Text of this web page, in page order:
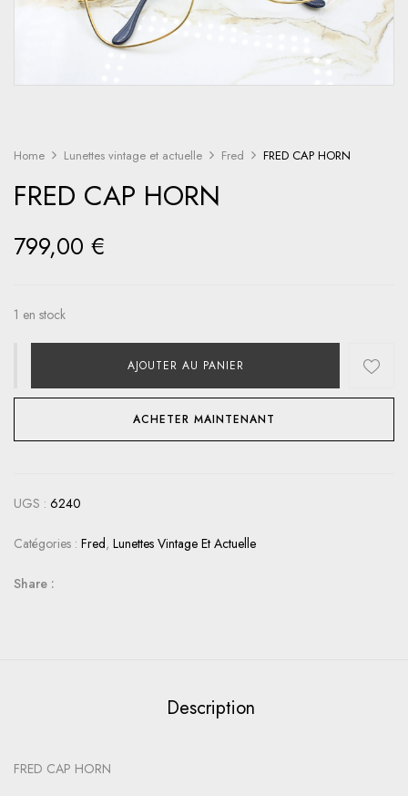
Home Lunettes vintage et actuelle Fred FRED CAP HORN
FRED CAP HORN
799,00 €
1 en stock
AJOUTER AU PANIER
ACHETER MAINTENANT
UGS : 6240
Catégories : Fred, Lunettes Vintage Et Actuelle
Share :
Description
FRED CAP HORN